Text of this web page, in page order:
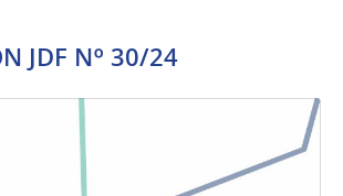
JDF Nº 30/24